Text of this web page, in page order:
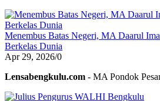
Menembus Batas Negeri, MA Daarul
Berkelas Dunia
Apr 29, 2026/0
Lensabengkulu.com - MA Pondok